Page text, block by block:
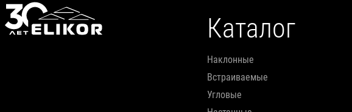
Каталог
наклонные
встраиваемые
угловые